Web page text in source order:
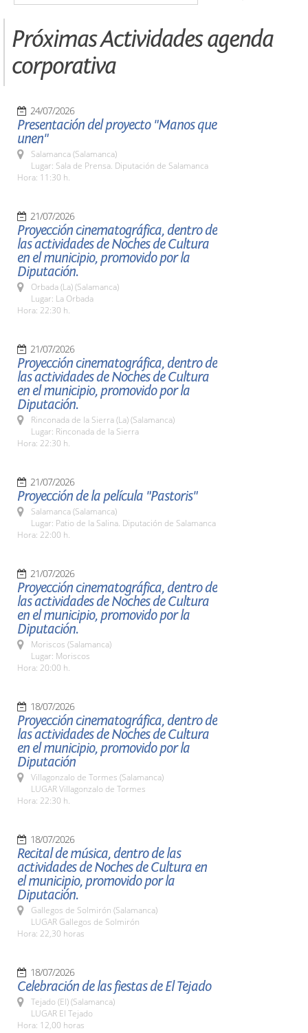
Próximas Actividades agenda
corporativa
24/07/2026
Presentación del proyecto "Manos que
unen"
Salamanca (Salamanca)
Lugar: Sala de Prensa. Diputación de Salamanca
Hora: 11:30 h.
21/07/2026
Proyección cinematográfica, dentro de
las actividades de Noches de Cultura
en el municipio, promovido por la
Diputación.
Orbada (La) (Salamanca)
Lugar: La Orbada
Hora: 22:30 h.
21/07/2026
Proyección cinematográfica, dentro de
las actividades de Noches de Cultura
en el municipio, promovido por la
Diputación.
Rinconada de la Sierra (La) (Salamanca)
Lugar: Rinconada de la Sierra
Hora: 22:30 h.
21/07/2026
Proyección de la película "Pastoris"
Salamanca (Salamanca)
Lugar: Patio de la Salina. Diputación de Salamanca
Hora: 22:00 h.
21/07/2026
Proyección cinematográfica, dentro de
las actividades de Noches de Cultura
en el municipio, promovido por la
Diputación.
Moriscos (Salamanca)
Lugar: Moriscos
Hora: 20:00 h.
18/07/2026
Proyección cinematográfica, dentro de
las actividades de Noches de Cultura
en el municipio, promovido por la
Diputación
Villagonzalo de Tormes (Salamanca)
LUGAR Villagonzalo de Tormes
Hora: 22:30 h.
18/07/2026
Recital de música, dentro de las
actividades de Noches de Cultura en
el municipio, promovido por la
Diputación.
Gallegos de Solmirón (Salamanca)
LUGAR Gallegos de Solmirón
Hora: 22,30 horas
18/07/2026
Celebración de las fiestas de El Tejado
Tejado (El) (Salamanca)
LUGAR El Tejado
Hora: 12,00 horas